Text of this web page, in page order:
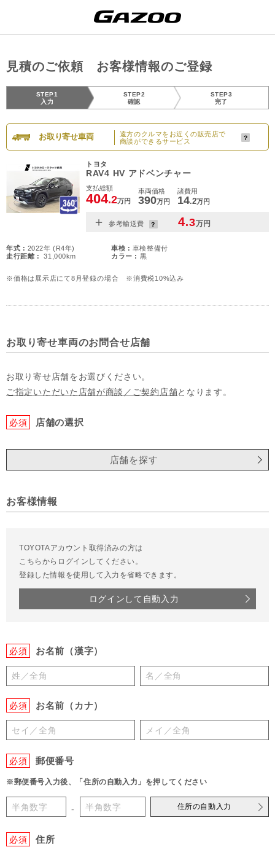
見積のご依頼 お客様情報のご登録
STEP1
入力
STEP2
確認
STEP3
完了
お取り寄せ車両
遠方のクルマをお近くの販売店で
商談ができるサービス
トヨタ
RAV4 HV アドベンチャー
支払総額
404.2万円
車両価格
390万円
諸費用
14.2万円
＋ 参考輸送費 4.3万円
年式 : 2022年 (R4年) 車検 : 車検整備付
走行距離 :
31,000km カラー : 黒
※価格は展示店にて8月登録の場合 ※消費税10%込み
お取り寄せ車両のお問合せ店舗
お取り寄せ店舗をお選びください。
ご指定いただいた店舗が商談／ご契約店舗となります。
必須 店舗の選択
店舗を探す
お客様情報
TOYOTAアカウント取得済みの方は
こちらからログインしてください。
登録した情報を使用して入力を省略できます。
ログインして自動入力
必須 お名前（漢字）
必須 お名前（カナ）
必須 郵便番号
※郵便番号入力後、「住所の自動入力」を押してください
- 住所の自動入力
必須 住所